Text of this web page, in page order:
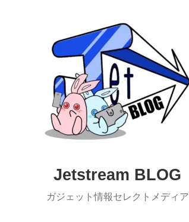
Jetstream BLOG
ガジェット情報セレクトメディア